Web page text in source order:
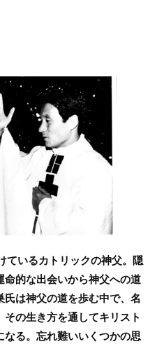
ているカトリックの神父。隠
的な出会いから神父への道
は神父の道を歩む中で、名
の生き方を通してキリスト
る。忘れ難いいくつかの思